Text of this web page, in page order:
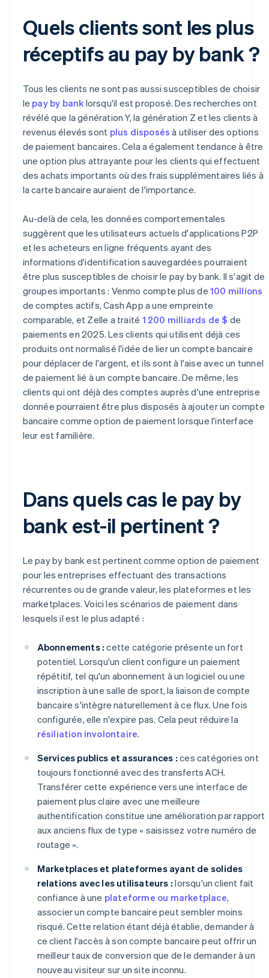
Quels clients sont les plus
réceptifs au pay by bank ?
Tous les clients ne sont pas aussi susceptibles de choisir
le pay by bank lorsqu'il est proposé. Des recherches ont
révélé que la génération Y, la génération Z et les clients à
revenus élevés sont plus disposés à utiliser des options
de paiement bancaires. Cela a également tendance à être
une option plus attrayante pour les clients qui effectuent
des achats importants où des frais supplémentaires liés à
la carte bancaire auraient de l'importance.
Au-delà de cela, les données comportementales
suggèrent que les utilisateurs actuels d'applications P2P
et les acheteurs en ligne fréquents ayant des
informations d'identification sauvegardées pourraient
être plus susceptibles de choisir le pay by bank. Il s'agit de
groupes importants : Venmo compte plus de 100 millions
de comptes actifs, Cash App a une empreinte
comparable, et Zelle a traité 1 200 milliards de $ de
paiements en 2025. Les clients qui utilisent déjà ces
produits ont normalisé l'idée de lier un compte bancaire
pour déplacer de l'argent, et ils sont à l'aise avec un tunnel
de paiement lié à un compte bancaire. De même, les
clients qui ont déjà des comptes auprès d'une entreprise
donnée pourraient être plus disposés à ajouter un compte
bancaire comme option de paiement lorsque l'interface
leur est familière.
Dans quels cas le pay by
bank est-il pertinent ?
Le pay by bank est pertinent comme option de paiement
pour les entreprises effectuant des transactions
récurrentes ou de grande valeur, les plateformes et les
marketplaces. Voici les scénarios de paiement dans
lesquels il est le plus adapté :
Abonnements : cette catégorie présente un fort
potentiel. Lorsqu'un client configure un paiement
répétitif, tel qu'un abonnement à un logiciel ou une
inscription à une salle de sport, la liaison de compte
bancaire s'intègre naturellement à ce flux. Une fois
configurée, elle n'expire pas. Cela peut réduire la
résiliation involontaire.
Services publics et assurances : ces catégories ont
toujours fonctionné avec des transferts ACH.
Transférer cette expérience vers une interface de
paiement plus claire avec une meilleure
authentification constitue une amélioration par rapport
aux anciens flux de type « saisissez votre numéro de
routage ».
Marketplaces et plateformes ayant de solides
relations avec les utilisateurs : lorsqu'un client fait
confiance à une plateforme ou marketplace,
associer un compte bancaire peut sembler moins
risqué. Cette relation étant déjà établie, demander à
ce client l'accès à son compte bancaire peut offrir un
meilleur taux de conversion que de le demander à un
nouveau visiteur sur un site inconnu.